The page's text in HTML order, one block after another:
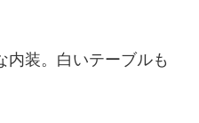
内装。白いテーブルも